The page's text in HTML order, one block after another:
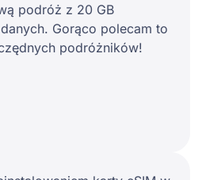
podróż z 20 GB
Gorąco polecam to
podróżników!